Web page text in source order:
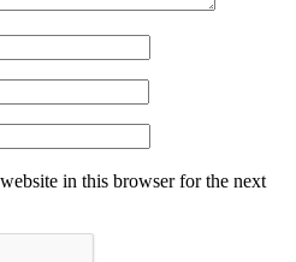
in this browser for the next